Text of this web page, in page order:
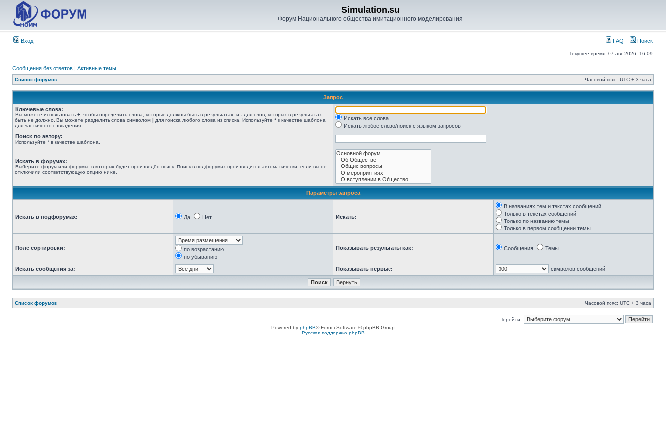
Simulation.su
Форум Национального общества имитационного моделирования
Вход FAQ Поиск
Текущее время: 07 авг 2026, 16:09
Сообщения без ответов | Активные темы
Список форумов Часовой пояс: UTC + 3 часа
Запрос
Ключевые слова:
Вы можете использовать + , чтобы определить слова, которые должны быть в результатах, и - для слов, которых в результатах
быть не должно. Вы можете разделить слова символом | для поиска любого слова из списка. Используйте * в качестве шаблона
для частичного совпадения.
Искать все слова
Искать любое слово/поиск с языком запросов
Поиск по автору:
Используйте * в качестве шаблона.
Искать в форумах:
Выберите форум или форумы, в которых будет произведён поиск. Поиск в подфорумах производится автоматически, если вы не
отключили соответствующую опцию ниже.
Параметры запроса
Искать в подфорумах: Да Нет Искать:
В названиях тем и текстах сообщений
Только в текстах сообщений
Только по названию темы
Только в первом сообщении темы
Поле сортировки:
по возрастанию
по убыванию
Показывать результаты как: Сообщения Темы
Искать сообщения за: Показывать первые: символов сообщений
Список форумов Часовой пояс: UTC + 3 часа
Перейти:
Powered by phpBB® Forum Software © phpBB Group
Русская поддержка phpBB